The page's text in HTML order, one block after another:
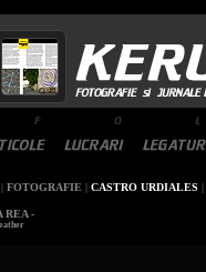
| FOTOGRAFIE | CASTRO URDIALES |
REA -